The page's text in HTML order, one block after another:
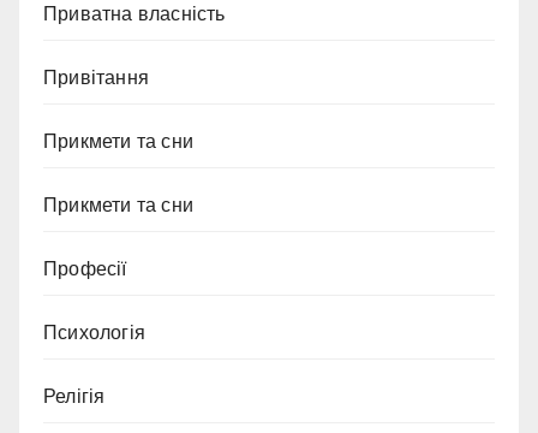
Приватна власність
Привітання
Прикмети та сни
Прикмети та сни
Професії
Психологія
Релігія